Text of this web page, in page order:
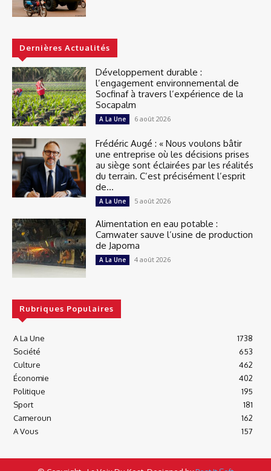
Dernières Actualités
Développement durable :
l’engagement environnemental de
Socfinaf à travers l’expérience de la
Socapalm
A La Une 6 août 2026
Frédéric Augé : « Nous voulons bâtir
une entreprise où les décisions prises
au siège sont éclairées par les réalités
du terrain. C’est précisément l’esprit
de...
A La Une 5 août 2026
Alimentation en eau potable :
Camwater sauve l’usine de production
de Japoma
A La Une 4 août 2026
Rubriques Populaires
A La Une
1738
Société
653
Culture
462
Économie
402
Politique
195
Sport
181
Cameroun
162
A Vous
157